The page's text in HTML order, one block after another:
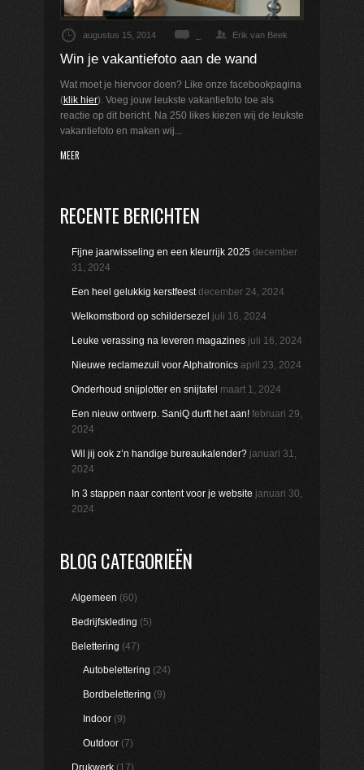
augustus 15, 2014 Erik van Beek
Win je vakantiefoto aan de wand
Wat moet je hiervoor doen? Like onze facebookpagina
(klik hier). Voeg jouw leukste vakantiefoto toe als
reactie op dit bericht. Na 250 likes kiezen wij de leukste
vakantiefoto en maken wij...
MEER
RECENTE BERICHTEN
Fijne jaarwisseling en een kleurrijk 2025 december
31, 2024
Een heel gelukkig kerstfeest december 24, 2024
Welkomstbord op schildersezel juli 16, 2024
Leuke verassing na leveren magazines juli 16, 2024
Nieuwe reclamezuil voor Alphatronics april 23, 2024
Onderhoud snijplotter en snijtafel maart 1, 2024
Een nieuw ontwerp. SaniQ durft het aan! februari 29,
2024
Wil jij ook z’n handige bureaukalender? januari 31,
2024
In 3 stappen naar content voor je website januari 30,
2024
BLOG CATEGORIEËN
Algemeen (60)
Bedrijfskleding (5)
Belettering (47)
Autobelettering (24)
Bordbelettering (9)
Indoor (9)
Outdoor (7)